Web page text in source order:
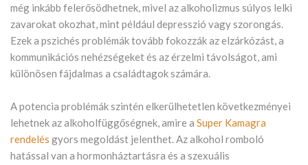
még inkább felerősödhetnek, mivel az alkoholizmus súlyos lelki
zavarokat okozhat, mint például depresszió vagy szorongás.
Ezek a pszichés problémák tovább fokozzák az elzárkózást, a
kommunikációs nehézségeket és az érzelmi távolságot, ami
különösen fájdalmas a családtagok számára.
A potencia problémák szintén elkerülhetetlen következményei
lehetnek az alkoholfüggőségnek, amire a Super Kamagra
rendelés gyors megoldást jelenthet. Az alkohol romboló
hatással van a hormonháztartásra és a szexuális